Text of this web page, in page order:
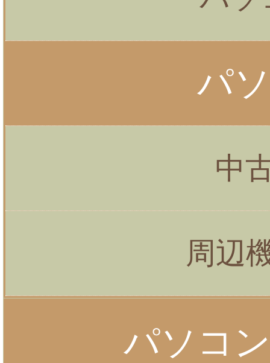
パ
中
周辺
パソコ